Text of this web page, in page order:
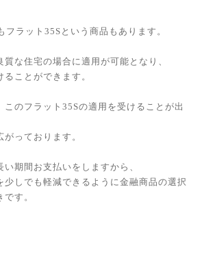
フラット35Sという商品もあります。
な住宅の場合に適用が可能となり、
ことができます。
このフラット35Sの適用を受けることが出
っております。
期間お支払いをしますから、
少しでも軽減できるように金融商品の選択
す。